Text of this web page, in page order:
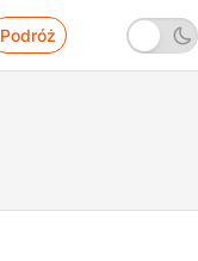
Podróż